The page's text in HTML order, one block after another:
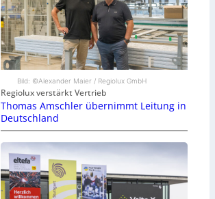
Bild: ©Alexander Maier / Regiolux GmbH
Regiolux verstärkt Vertrieb
Thomas Amschler übernimmt Leitung in
Deutschland